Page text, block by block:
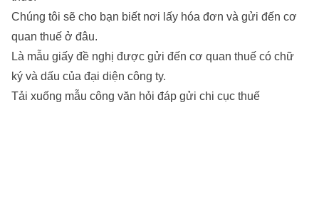
Chúng tôi sẽ cho bạn biết nơi lấy hóa đơn và gửi đến cơ
quan thuế ở đâu.
Là mẫu giấy đề nghị được gửi đến cơ quan thuế có chữ
ký và dấu của đại diện công ty.
Tải xuống mẫu công văn hỏi đáp gửi chi cục thuế